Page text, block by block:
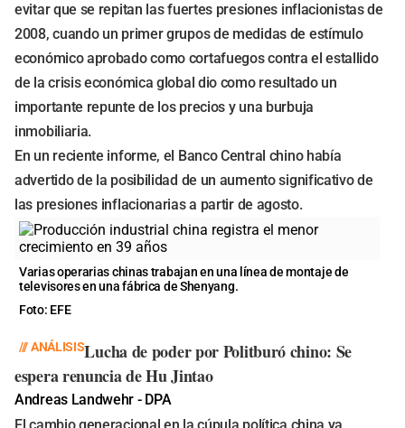
evitar que se repitan las fuertes presiones inflacionistas de
2008, cuando un primer grupos de medidas de estímulo
económico aprobado como cortafuegos contra el estallido
de la crisis económica global dio como resultado un
importante repunte de los precios y una burbuja
inmobiliaria.
En un reciente informe, el Banco Central chino había
advertido de la posibilidad de un aumento significativo de
las presiones inflacionarias a partir de agosto.
Varias operarias chinas trabajan en una línea de montaje de
televisores en una fábrica de Shenyang.
Foto: EFE
/// ANÁLISISLucha de poder por Politburó chino: Se
espera renuncia de Hu Jintao
Andreas Landwehr - DPA